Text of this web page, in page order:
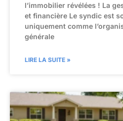
l’immobilier révélées ! La
et financière Le syndic est
uniquement comme
générale
LIRE LA SUITE »